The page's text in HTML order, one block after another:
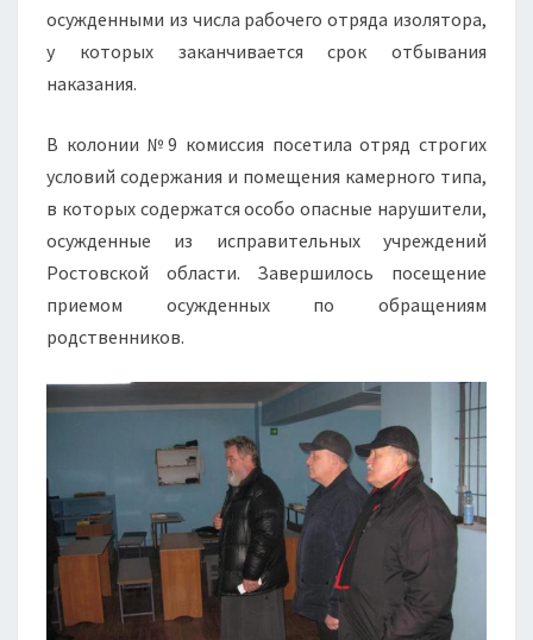
осужденными из числа рабочего отряда изолятора,
у которых заканчивается срок отбывания
наказания.
В колонии №9 комиссия посетила отряд строгих
условий содержания и помещения камерного типа,
в которых содержатся особо опасные нарушители,
осужденные из исправительных учреждений
Ростовской области. Завершилось посещение
приемом осужденных по обращениям
родственников.